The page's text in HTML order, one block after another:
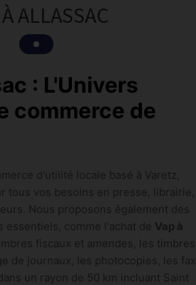
: L'Univers
commerce de
d'utilité locale basé à Varetz,
tous vos besoins en presse, librairie,
Nous proposons également des
comme l'achat de Vap à
fiscaux et amendes, les timbres
de journaux, les photocopies, les fax
un rayon de 50 km incluant Saint
ALLASSAC